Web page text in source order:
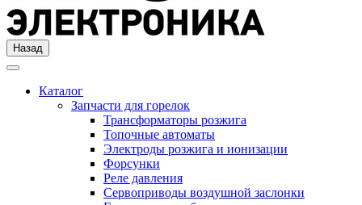
Назад
Каталог
Запчасти для горелок
Трансформаторы розжига
Топочные автоматы
Электроды розжига и ионизации
Форсунки
Реле давления
Сервоприводы воздушной заслонки